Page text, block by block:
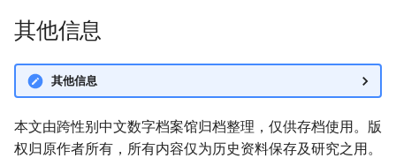
其他信息
其他信息
本文由跨性别中文数字档案馆归档整理，仅供存档使用。版
权归原作者所有，所有内容仅为历史资料保存及研究之用。